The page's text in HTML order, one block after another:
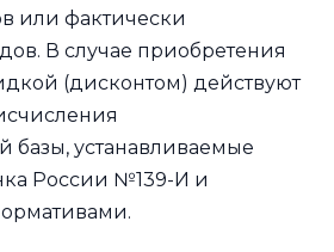
или фактически
В случае приобретения
(дисконтом) действуют
базы, устанавливаемые
России №139-И и